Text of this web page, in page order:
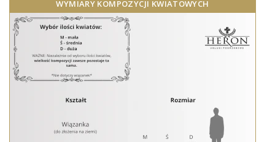
WYMIARY KOMPOZYCJI KWIATOWYCH